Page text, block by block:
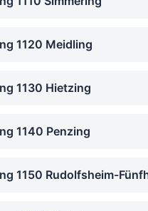
1120 Meidling
1130 Hietzing
1140 Penzing
1150 Rudolfsheim-